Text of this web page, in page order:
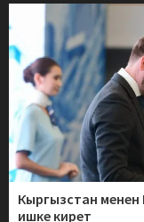
Кыргызстан менен
ишке кирет